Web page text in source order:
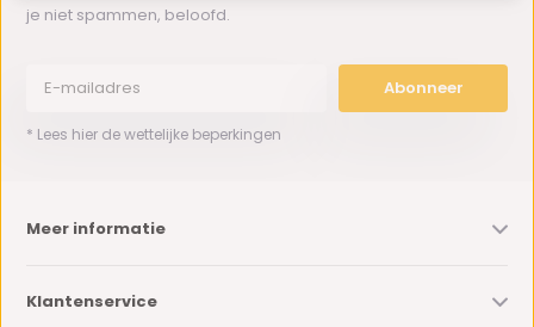
je niet spammen, beloofd.
Abonneer
* Lees hier de wettelijke beperkingen
Meer informatie
Klantenservice